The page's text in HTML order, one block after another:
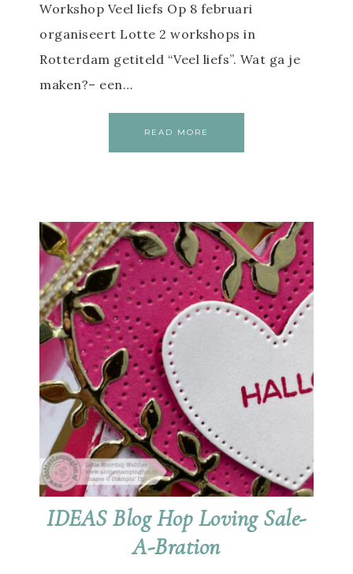
Workshop Veel liefs Op 8 februari
organiseert Lotte 2 workshops in
Rotterdam getiteld “Veel liefs”. Wat ga je
maken?– een…
READ MORE
IDEAS Blog Hop Loving Sale-
A-Bration